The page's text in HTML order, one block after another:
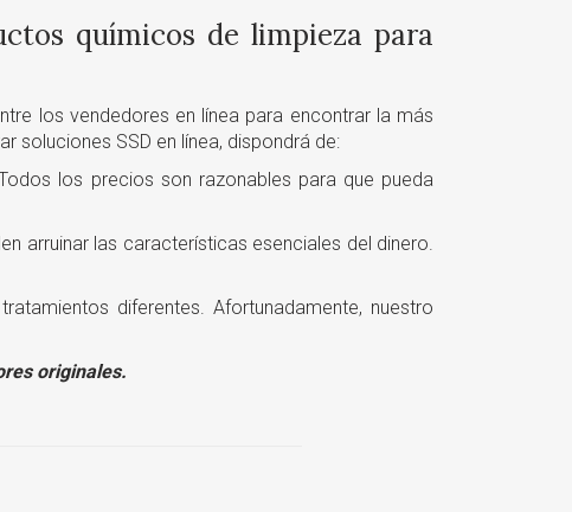
químicos de limpieza para
los vendedores en línea para encontrar la más
soluciones SSD en línea, dispondrá de:
los precios son razonables para que pueda
arruinar las características esenciales del dinero.
diferentes. Afortunadamente, nuestro
originales.